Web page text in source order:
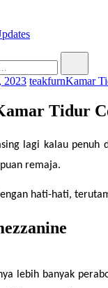
2023 teakfurnKamar
Tidur
lagi kalau penuh
remaja.
hati-hati,
lebih banyak